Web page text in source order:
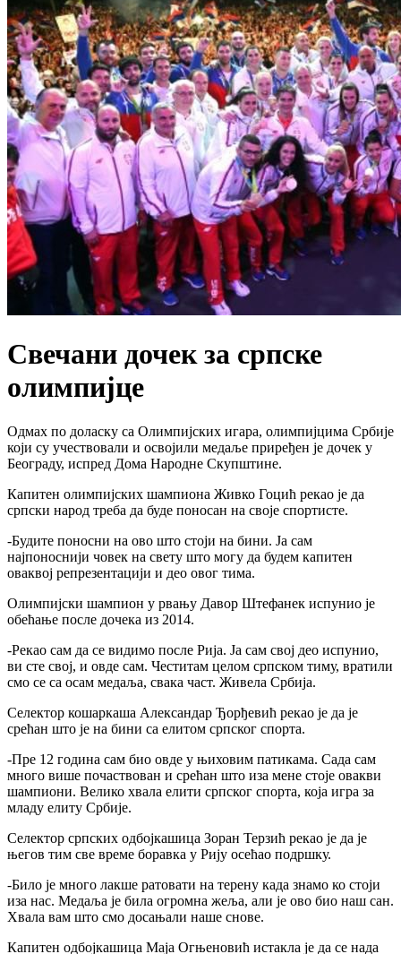
Свечани дочек за српске
олимпијце
Одмах по доласку са Олимпијских игара, олимпијцима Србије
који су учествовали и освојили медаље приређен је дочек у
Београду, испред Дома Народне Скупштине.
Капитен олимпијских шампиона Живко Гоцић рекао је да
српски народ треба да буде поносан на своје спортисте.
-Будите поносни на ово што стоји на бини. Ја сам
најпоноснији човек на свету што могу да будем капитен
оваквој репрезентацији и део овог тима.
Олимпијски шампион у рвању Давор Штефанек испунио је
обећање после дочека из 2014.
-Рекао сам да се видимо после Рија. Ја сам свој део испунио,
ви сте свој, и овде сам. Честитам целом српском тиму, вратили
смо се са осам медаља, свака част. Живела Србија.
Селектор кошаркаша Александар Ђорђевић рекао је да је
срећан што је на бини са елитом српског спорта.
-Пре 12 година сам био овде у њиховим патикама. Сада сам
много више почаствован и срећан што иза мене стоје овакви
шампиони. Велико хвала елити српског спорта, која игра за
младу елиту Србије.
Селектор српских одбојкашица Зоран Терзић рекао је да је
његов тим све време боравка у Рију осећао подршку.
-Било је много лакше ратовати на терену када знамо ко стоји
иза нас. Медаља је била огромна жеља, али је ово био наш сан.
Хвала вам што смо досањали наше снове.
Капитен одбојкашица Маја Огњеновић истакла је да се нада